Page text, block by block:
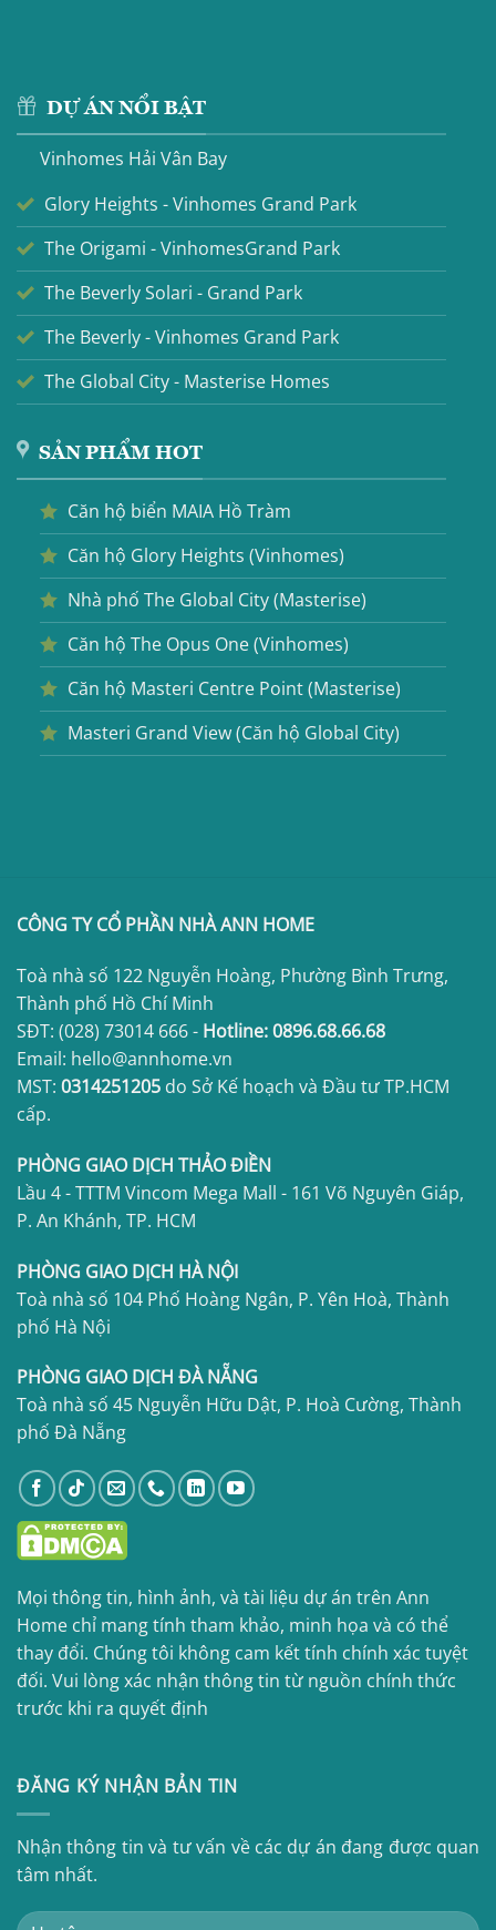
DỰ ÁN NỔI BẬT
Vinhomes Hải Vân Bay
Glory Heights - Vinhomes Grand Park
The Origami - VinhomesGrand Park
The Beverly Solari - Grand Park
The Beverly - Vinhomes Grand Park
The Global City - Masterise Homes
SẢN PHẨM HOT
Căn hộ biển MAIA Hồ Tràm
Căn hộ Glory Heights (Vinhomes)
Nhà phố The Global City (Masterise)
Căn hộ The Opus One (Vinhomes)
Căn hộ Masteri Centre Point (Masterise)
Masteri Grand View (Căn hộ Global City)
CÔNG TY CỔ PHẦN NHÀ ANN HOME
Toà nhà số 122 Nguyễn Hoàng, Phường Bình Trưng,
Thành phố Hồ Chí Minh
SĐT: (028) 73014 666- Hotline:0896.68.66.68
Email: hello@annhome.vn
MST: 0314251205 do Sở Kế hoạch và Đầu tư TP.HCM
cấp.
PHÒNG GIAO DỊCH THẢO ĐIỀN
Lầu 4 - TTTM Vincom Mega Mall - 161 Võ Nguyên Giáp,
P. An Khánh, TP. HCM
PHÒNG GIAO DỊCH HÀ NỘI
Toà nhà số 104 Phố Hoàng Ngân, P. Yên Hoà, Thành
phố Hà Nội
PHÒNG GIAO DỊCH ĐÀ NẴNG
Toà nhà số 45 Nguyễn Hữu Dật, P. Hoà Cường, Thành
phố Đà Nẵng
Mọi thông tin, hình ảnh, và tài liệu dự án trên Ann
Home chỉ mang tính tham khảo, minh họa và có thể
thay đổi. Chúng tôi không cam kết tính chính xác tuyệt
đối. Vui lòng xác nhận thông tin từ nguồn chính thức
trước khi ra quyết định
ĐĂNG KÝ NHẬN BẢN TIN
Nhận thông tin và tư vấn về các dự án đang được quan
tâm nhất.